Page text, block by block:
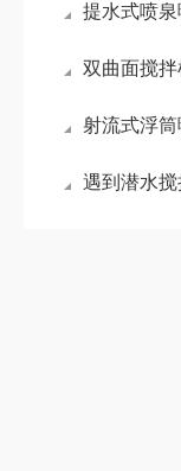
提水式喷泉
双曲面搅
射流式浮筒曝气
遇到潜水搅拌